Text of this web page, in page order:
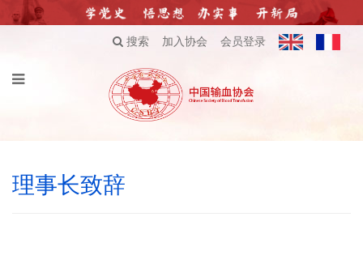
搜索 加入协会 会员登录
理事长致辞